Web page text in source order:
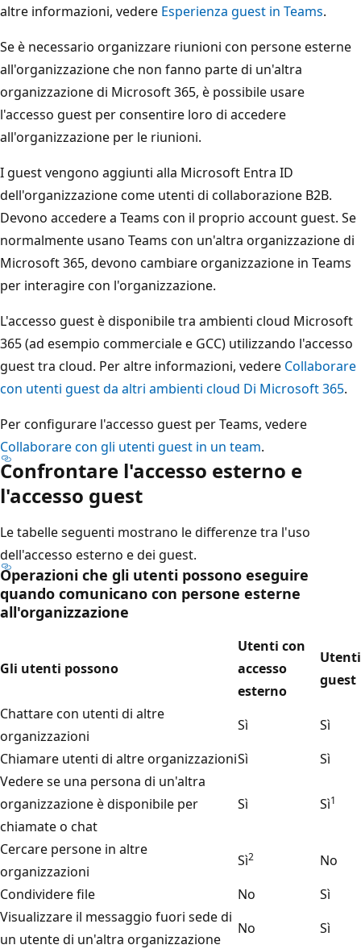
altre informazioni, vedere Esperienza guest in Teams.
Se è necessario organizzare riunioni con persone esterne
all'organizzazione che non fanno parte di un'altra
organizzazione di Microsoft 365, è possibile usare
l'accesso guest per consentire loro di accedere
all'organizzazione per le riunioni.
I guest vengono aggiunti alla Microsoft Entra ID
dell'organizzazione come utenti di collaborazione B2B.
Devono accedere a Teams con il proprio account guest. Se
normalmente usano Teams con un'altra organizzazione di
Microsoft 365, devono cambiare organizzazione in Teams
per interagire con l'organizzazione.
L'accesso guest è disponibile tra ambienti cloud Microsoft
365 (ad esempio commerciale e GCC) utilizzando l'accesso
guest tra cloud. Per altre informazioni, vedere Collaborare
con utenti guest da altri ambienti cloud Di Microsoft 365.
Per configurare l'accesso guest per Teams, vedere
Collaborare con gli utenti guest in un team.
Confrontare l'accesso esterno e
l'accesso guest
Le tabelle seguenti mostrano le differenze tra l'uso
dell'accesso esterno e dei guest.
Operazioni che gli utenti possono eseguire
quando comunicano con persone esterne
all'organizzazione
Gli utenti possono
Utenti con
accesso
esterno
Utenti
guest
Chattare con utenti di altre
organizzazioni
Sì
Sì
Chiamare utenti di altre organizzazioniSì
Sì
Vedere se una persona di un'altra
organizzazione è disponibile per
chiamate o chat
Sì Sì1
Cercare persone in altre
organizzazioni
Sì2
No
Condividere file
No
Sì
Visualizzare il messaggio fuori sede di
un utente di un'altra organizzazione
No
Sì